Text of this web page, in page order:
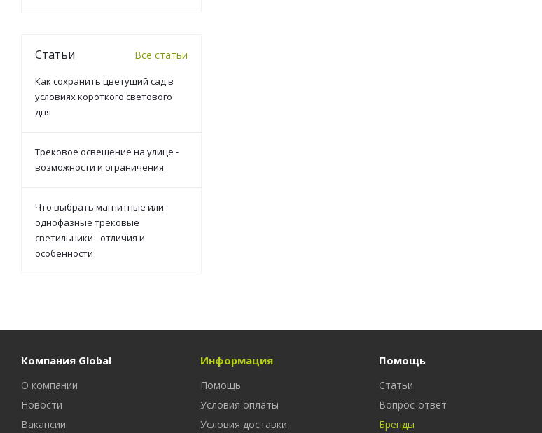
Статьи Все статьи
Как сохранить цветущий сад в
условиях короткого светового
дня
Трековое освещение на улице -
возможности и ограничения
Что выбрать магнитные или
однофазные трековые
светильники - отличия и
особенности
Компания Global
О компании
Новости
Вакансии
Информация
Помощь
Условия оплаты
Условия доставки
Помощь
Статьи
Вопрос-ответ
Бренды